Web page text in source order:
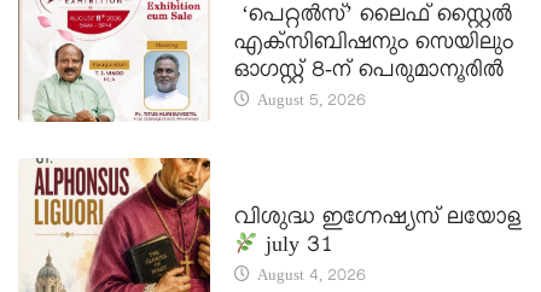
‘പെറ്റൽസ്’ ലൈഫ് സ്റ്റൈൽ
എക്സിബിഷനും സെയിലും
ഓഗസ്റ്റ് 8-ന് പെരുമാനൂരിൽ
August 5, 2026
വിശുദ്ധ ഇഗ്നേഷ്യസ് ലയോള
july 31
August 4, 2026